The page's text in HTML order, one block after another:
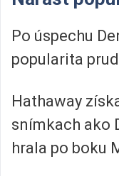
Po úspechu
popularita
Hathaway
snímkach ako
hrala po boku